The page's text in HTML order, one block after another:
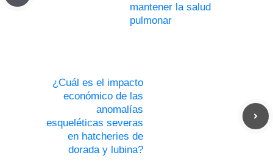
mantener la salud
pulmonar
¿Cuál es el impacto
económico de las
anomalías
esqueléticas severas
en hatcheries de
dorada y lubina?